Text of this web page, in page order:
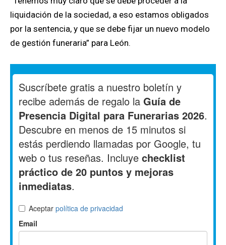
liquidación de la sociedad, a eso estamos obligados
por la sentencia, y que se debe fijar un nuevo modelo
de gestión funeraria” para León.